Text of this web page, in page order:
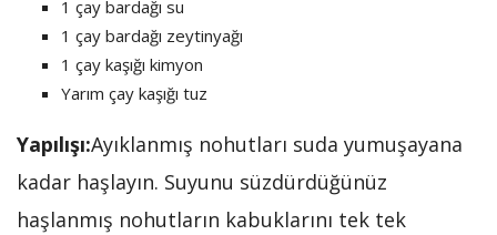
1 çay bardağı su
1 çay bardağı zeytinyağı
1 çay kaşığı kimyon
Yarım çay kaşığı tuz
Yapılışı:Ayıklanmış nohutları suda yumuşayana
kadar haşlayın. Suyunu süzdürdüğünüz
haşlanmış nohutların kabuklarını tek tek